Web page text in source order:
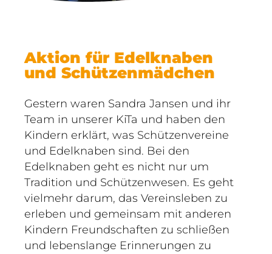
Aktion für Edelknaben
und Schützenmädchen
Gestern waren Sandra Jansen und ihr
Team in unserer KiTa und haben den
Kindern erklärt, was Schützenvereine
und Edelknaben sind. Bei den
Edelknaben geht es nicht nur um
Tradition und Schützenwesen. Es geht
vielmehr darum, das Vereinsleben zu
erleben und gemeinsam mit anderen
Kindern Freundschaften zu schließen
und lebenslange Erinnerungen zu